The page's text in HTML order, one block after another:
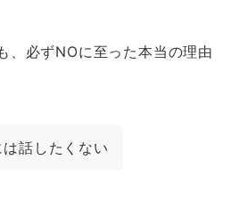
、必ずNOに至った本当の理由
話したくない